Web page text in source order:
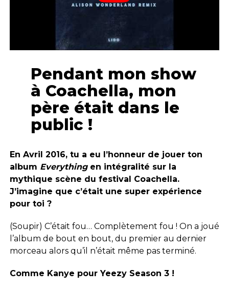
Pendant mon show
à Coachella, mon
père était dans le
public !
En Avril 2016, tu a eu l’honneur de jouer ton
album Everythingen intégralité sur la
mythique scène du festival Coachella.
J’imagine que c’était une super expérience
pour toi ?
(Soupir) C’était fou… Complètement fou ! On a joué
l’album de bout en bout, du premier au dernier
morceau alors qu’il n’était même pas terminé.
Comme Kanye pour Yeezy Season 3 !